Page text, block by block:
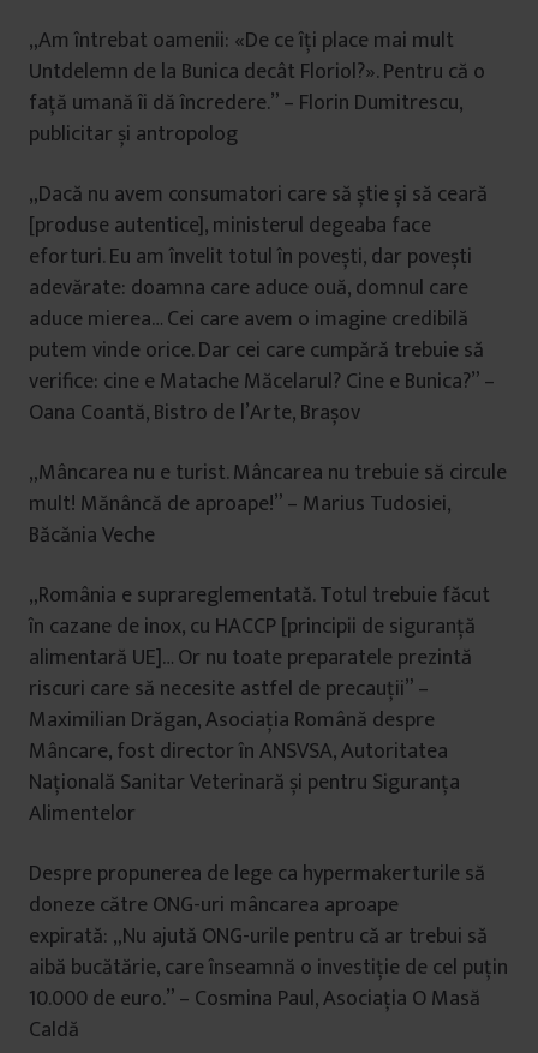
„Am întrebat oamenii: «De ce îți place mai mult
Untdelemn de la Bunica decât Floriol?». Pentru că o
față umană îi dă încredere.” – Florin Dumitrescu,
publicitar și antropolog
„Dacă nu avem consumatori care să știe și să ceară
[produse autentice], ministerul degeaba face
eforturi. Eu am învelit totul în povești, dar povești
adevărate: doamna care aduce ouă, domnul care
aduce mierea… Cei care avem o imagine credibilă
putem vinde orice. Dar cei care cumpără trebuie să
verifice: cine e Matache Măcelarul? Cine e Bunica?” –
Oana Coantă, Bistro de l’Arte, Brașov
„Mâncarea nu e turist. Mâncarea nu trebuie să circule
mult! Mănâncă de aproape!” – Marius Tudosiei,
Băcănia Veche
„România e suprareglementată. Totul trebuie făcut
în cazane de inox, cu HACCP [principii de siguranță
alimentară UE]… Or nu toate preparatele prezintă
riscuri care să necesite astfel de precauții” –
Maximilian Drăgan, Asociația Română despre
Mâncare, fost director în ANSVSA, Autoritatea
Națională Sanitar Veterinară și pentru Siguranța
Alimentelor
Despre propunerea de lege ca hypermakerturile să
doneze către ONG-uri mâncarea aproape
expirată: „Nu ajută ONG-urile pentru că ar trebui să
aibă bucătărie, care înseamnă o investiție de cel puțin
10.000 de euro.” – Cosmina Paul, Asociația O Masă
Caldă